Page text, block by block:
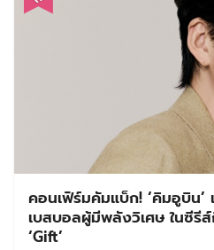
คอนเฟิร์มคัมแบ็ก! ‘คิมอูบิน’
เบสบอลผู้มีพลังวิเศษ ในซีรี
05/08/2026